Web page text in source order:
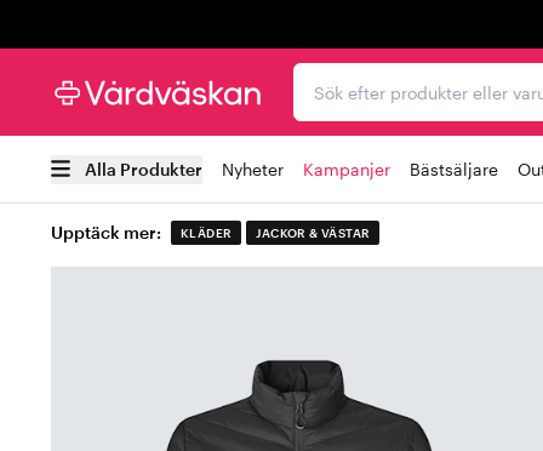
Sök efter produkter eller
Alla Produkter Nyheter Kampanjer Bästsäljare
Upptäck mer: KLÄDER JACKOR & VÄSTAR